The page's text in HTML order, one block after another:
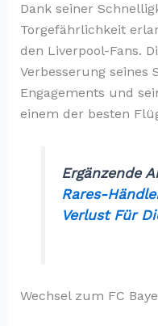
Dank seiner
Torgefährlichkeit
den Liverpool-Fans.
Verbesserung seines
Engagements und
einem der besten
Ergänzende
Rares-
Verlust Für
Wechsel zum FC